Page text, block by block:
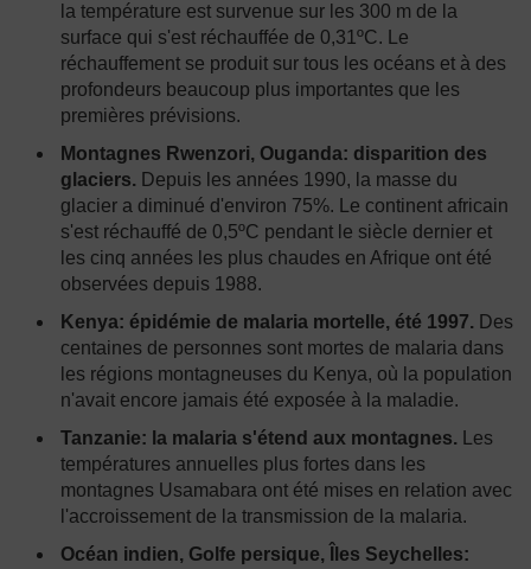
la température est survenue sur les 300 m de la
surface qui s'est réchauffée de 0,31ºC. Le
réchauffement se produit sur tous les océans et à des
profondeurs beaucoup plus importantes que les
premières prévisions.
Montagnes Rwenzori, Ouganda: disparition des
glaciers. Depuis les années 1990, la masse du
glacier a diminué d'environ 75%. Le continent africain
s'est réchauffé de 0,5ºC pendant le siècle dernier et
les cinq années les plus chaudes en Afrique ont été
observées depuis 1988.
Kenya: épidémie de malaria mortelle, été 1997. Des
centaines de personnes sont mortes de malaria dans
les régions montagneuses du Kenya, où la population
n'avait encore jamais été exposée à la maladie.
Tanzanie: la malaria s'étend aux montagnes. Les
températures annuelles plus fortes dans les
montagnes Usamabara ont été mises en relation avec
l'accroissement de la transmission de la malaria.
Océan indien, Golfe persique, Îles Seychelles: